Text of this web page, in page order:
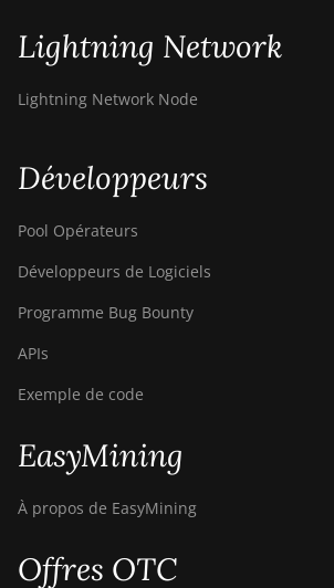
Hydro
Air
Hydro
Hydro
Bitdeer SealMiner DL1 Air
Bitdeer SealMiner DL1
Canaan Avalon A1566
Canaan Avalon A1566I
206T
Lightning Network
Lightning Network Node
Développeurs
Pool Opérateurs
Développeurs de Logiciels
Programme Bug Bounty
APIs
Exemple de code
EasyMining
À propos de EasyMining
Offres OTC